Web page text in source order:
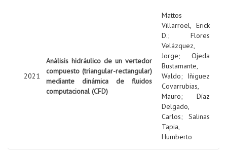
2021
Análisis hidráulico de un vertedor
compuesto (triangular-rectangular)
mediante dinámica de fluidos
computacional (CFD)
Mattos
Villarroel, Erick
D.; Flores
Velázquez,
Jorge; Ojeda
Bustamante,
Waldo; Iñiguez
Covarrubias,
Mauro; Díaz
Delgado,
Carlos; Salinas
Tapia,
Humberto